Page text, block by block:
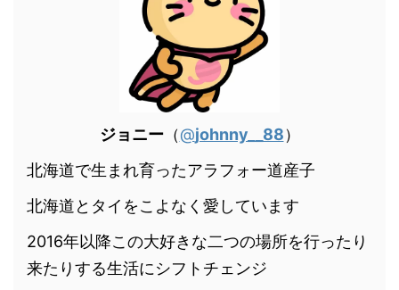
ジョニー（@johnny__88）
北海道で生まれ育ったアラフォー道産子
北海道とタイをこよなく愛しています
2016年以降この大好きな二つの場所を行ったり
来たりする生活にシフトチェンジ